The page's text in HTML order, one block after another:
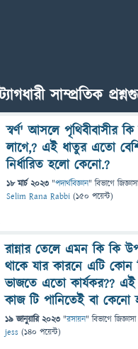
সাম্প্রতিক
স্বর্ণ' আসলে পৃথিবীবাসীর
লাগে,? এই ধাতুর এতো
নির্ধারিত হলো কেনো.?
18 মার্চ 2023 "পদার্থবিজ্ঞান" বিভাগে
Selim Rana Rabbi (150 পয়েন্ট)
রান্নার তেলে এমন কি কি
থাকে যার কারনে এটি কোন
ভাজতে এতো কার্যকর?? এই
কাজ টি পানিতেই বা কেনো
19 জানুয়ারি 2023 "রসায়ন" বিভাগে জিজ্ঞাসা
jess (140 পয়েন্ট)